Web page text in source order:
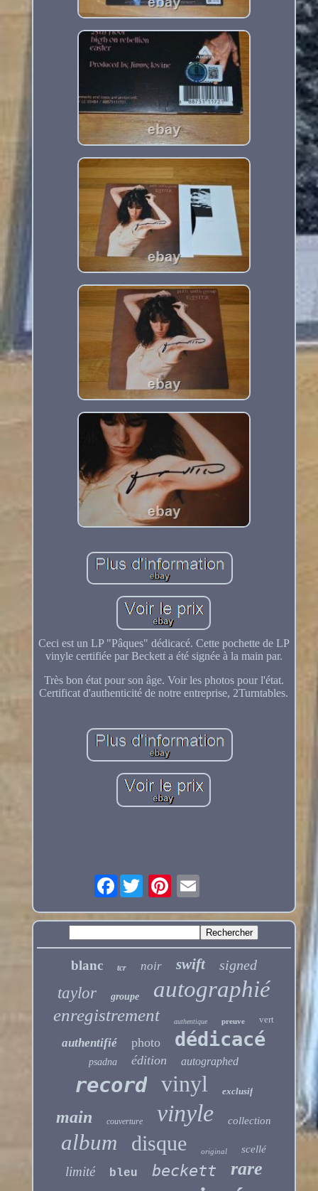
Ceci est un LP "Pâques" dédicacé. Cette pochette de LP
vinyle certifiée par Beckett a été signée à la main par.
Très bon état pour son âge. Voir les photos pour l'état.
Certificat d'authenticité de notre entreprise, 2Turntables.
Facebook
blanc tcr noir swift signed
taylor groupe autographié
enregistrement authentique preuve vert
authentifié photo dédicacé
psadna édition autographed
record vinyl exclusif
main couverture vinyle collection
album disque original scellé
limité bleu beckett rare